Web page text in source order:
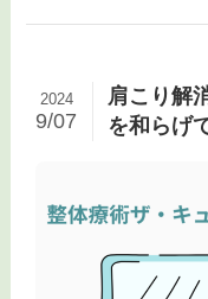
肩こり解
を和らげ
2024
9/07